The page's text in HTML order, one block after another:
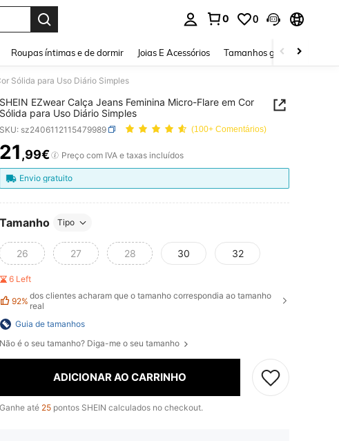
0 0
Roupas íntimas e de dormir Joias E Acessórios Tamanhos grandes
Sólida para Uso Diário Simples
SHEIN EZwear Calça Jeans Feminina Micro-Flare em Cor
Sólida para Uso Diário Simples
SKU: sz2406112115479989 (100+ Comentários)
PRICE AND AVAILABILITY
21,99€ Preço com IVA e taxas incluídos
Envio gratuito
Tamanho Tipo
26 27 28 30 32
6 Left
92% dos clientes acharam que o tamanho correspondia ao tamanho
real
Guia de tamanhos
Não é o seu tamanho? Diga-me o seu tamanho
ADICIONAR AO CARRINHO
Ganhe até 25 pontos SHEIN calculados no checkout.